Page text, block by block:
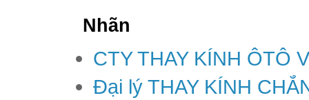
Nhãn
CTY THAY KÍNH ÔTÔ
Đại lý THAY KÍNH